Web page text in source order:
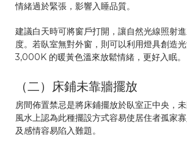
情緒過於緊張，影響入睡品質。
建議白天時可將窗戶打開，讓自然光線照射
度。若臥室無對外窗，則可以利用燈具創造
3,000K 的暖黃色溫來放鬆情緒，更好入眠。
（二）床鋪未靠牆擺放
房間佈置禁忌是將床鋪擺放於臥室正中央，未
風水上認為此種擺設方式容易使居住者孤家
及感情容易陷入難題。